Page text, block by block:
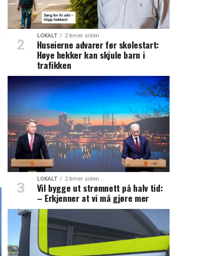
LOKALT 2 timer siden
Huseierne advarer før skolestart:
Høye hekker kan skjule barn i
trafikken
LOKALT 2 timer siden
Vil bygge ut strømnett på halv tid:
– Erkjenner at vi må gjøre mer